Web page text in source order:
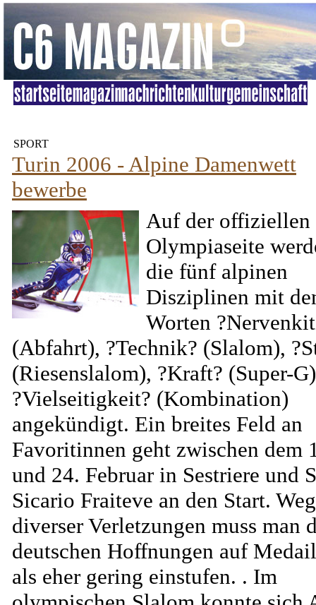
SPORT
Turin 2006 - Alpine Damenwett
bewerbe
Auf der offiziellen
Olympiaseite
die fünf alpinen
Disziplinen mit
Worten
(Abfahrt), ?Technik? (Slalom),
(Riesenslalom), ?Kraft? (Super-
?Vielseitigkeit? (Kombination)
angekündigt. Ein breites Feld an
Favoritinnen geht zwischen dem
und 24. Februar in Sestriere und
Sicario Fraiteve an den Start.
diverser Verletzungen muss man
deutschen Hoffnungen auf
als eher gering einstufen. . Im